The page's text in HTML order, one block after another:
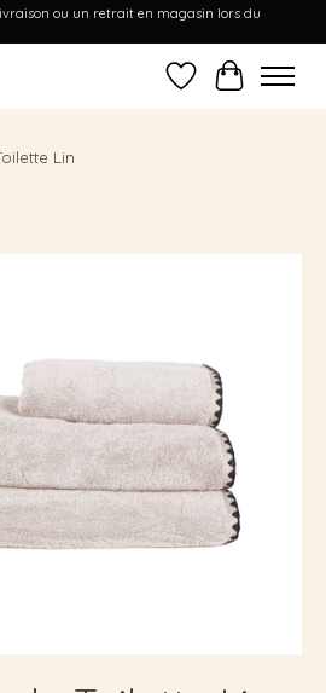
ou un retrait en magasin lors du
Liste dePanier
Lin